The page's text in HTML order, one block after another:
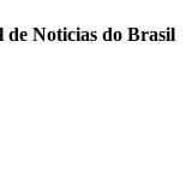
de Noticias do Brasil